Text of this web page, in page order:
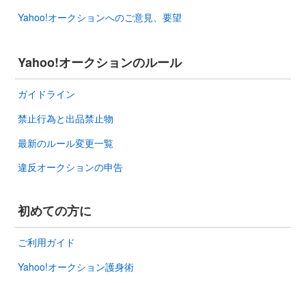
Yahoo!オークションへのご意見、要望
Yahoo!オークションのルール
ガイドライン
禁止行為と出品禁止物
最新のルール変更一覧
違反オークションの申告
初めての方に
ご利用ガイド
Yahoo!オークション護身術